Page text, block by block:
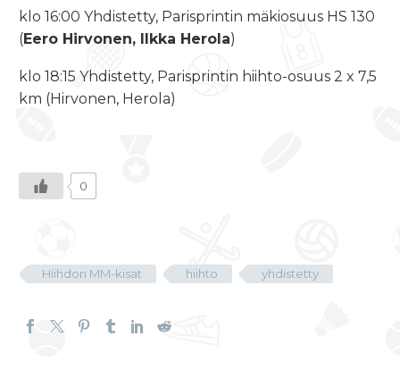
klo 16:00 Yhdistetty, Parisprintin mäkiosuus HS 130
(Eero Hirvonen, Ilkka Herola)
klo 18:15 Yhdistetty, Parisprintin hiihto-osuus 2 x 7,5
km (Hirvonen, Herola)
0
Hiihdon MM-kisat hiihto yhdistetty